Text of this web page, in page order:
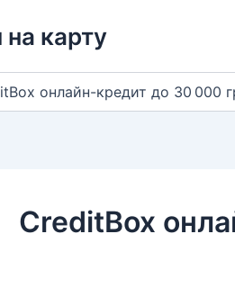
карту
онлайн-кредит до 30 000
CreditBox